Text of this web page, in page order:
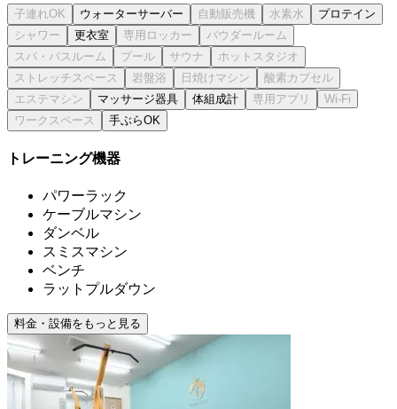
ウォーターサーバー
プロテイン
更衣室
マッサージ器具
体組成計
手ぶらOK
トレーニング機器
パワーラック
ケーブルマシン
ダンベル
スミスマシン
ベンチ
ラットプルダウン
料金・設備をもっと見る